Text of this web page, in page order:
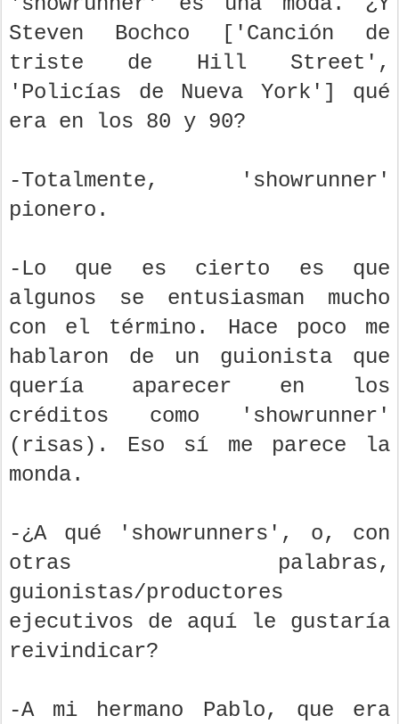
Steven Bochco ['Canción de
triste de Hill Street',
'Policías de Nueva York'] qué
era en los 80 y 90?
-Totalmente, 'showrunner'
pionero.
-Lo que es cierto es que
algunos se entusiasman mucho
con el término. Hace poco me
hablaron de un guionista que
quería aparecer en los
créditos como 'showrunner'
(risas). Eso sí me parece la
monda.
-¿A qué 'showrunners', o, con
otras palabras,
guionistas/productores
ejecutivos de aquí le gustaría
reivindicar?
-A mi hermano Pablo, que era